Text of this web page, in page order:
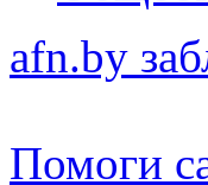
afn.by
Помоги